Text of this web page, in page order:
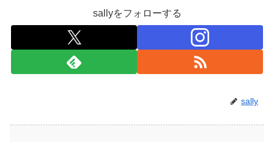
sallyをフォローする
sally